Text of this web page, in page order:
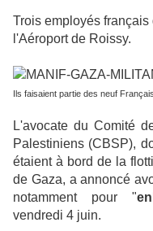
Trois employés
l'Aéroport de Roissy.
Ils faisaient partie des neuf
L'avocate du Comité
Palestiniens (CBSP),
étaient à bord de la
de Gaza, a annoncé
notamment pour "
vendredi 4 juin.